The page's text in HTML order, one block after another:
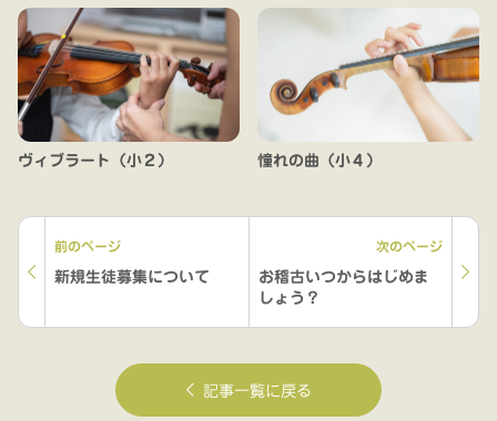
ヴィブラート（小２） 憧れの曲（小４）
前のページ
新規生徒募集について
次のページ
お稽古いつからはじめま
しょう？
記事一覧に戻る